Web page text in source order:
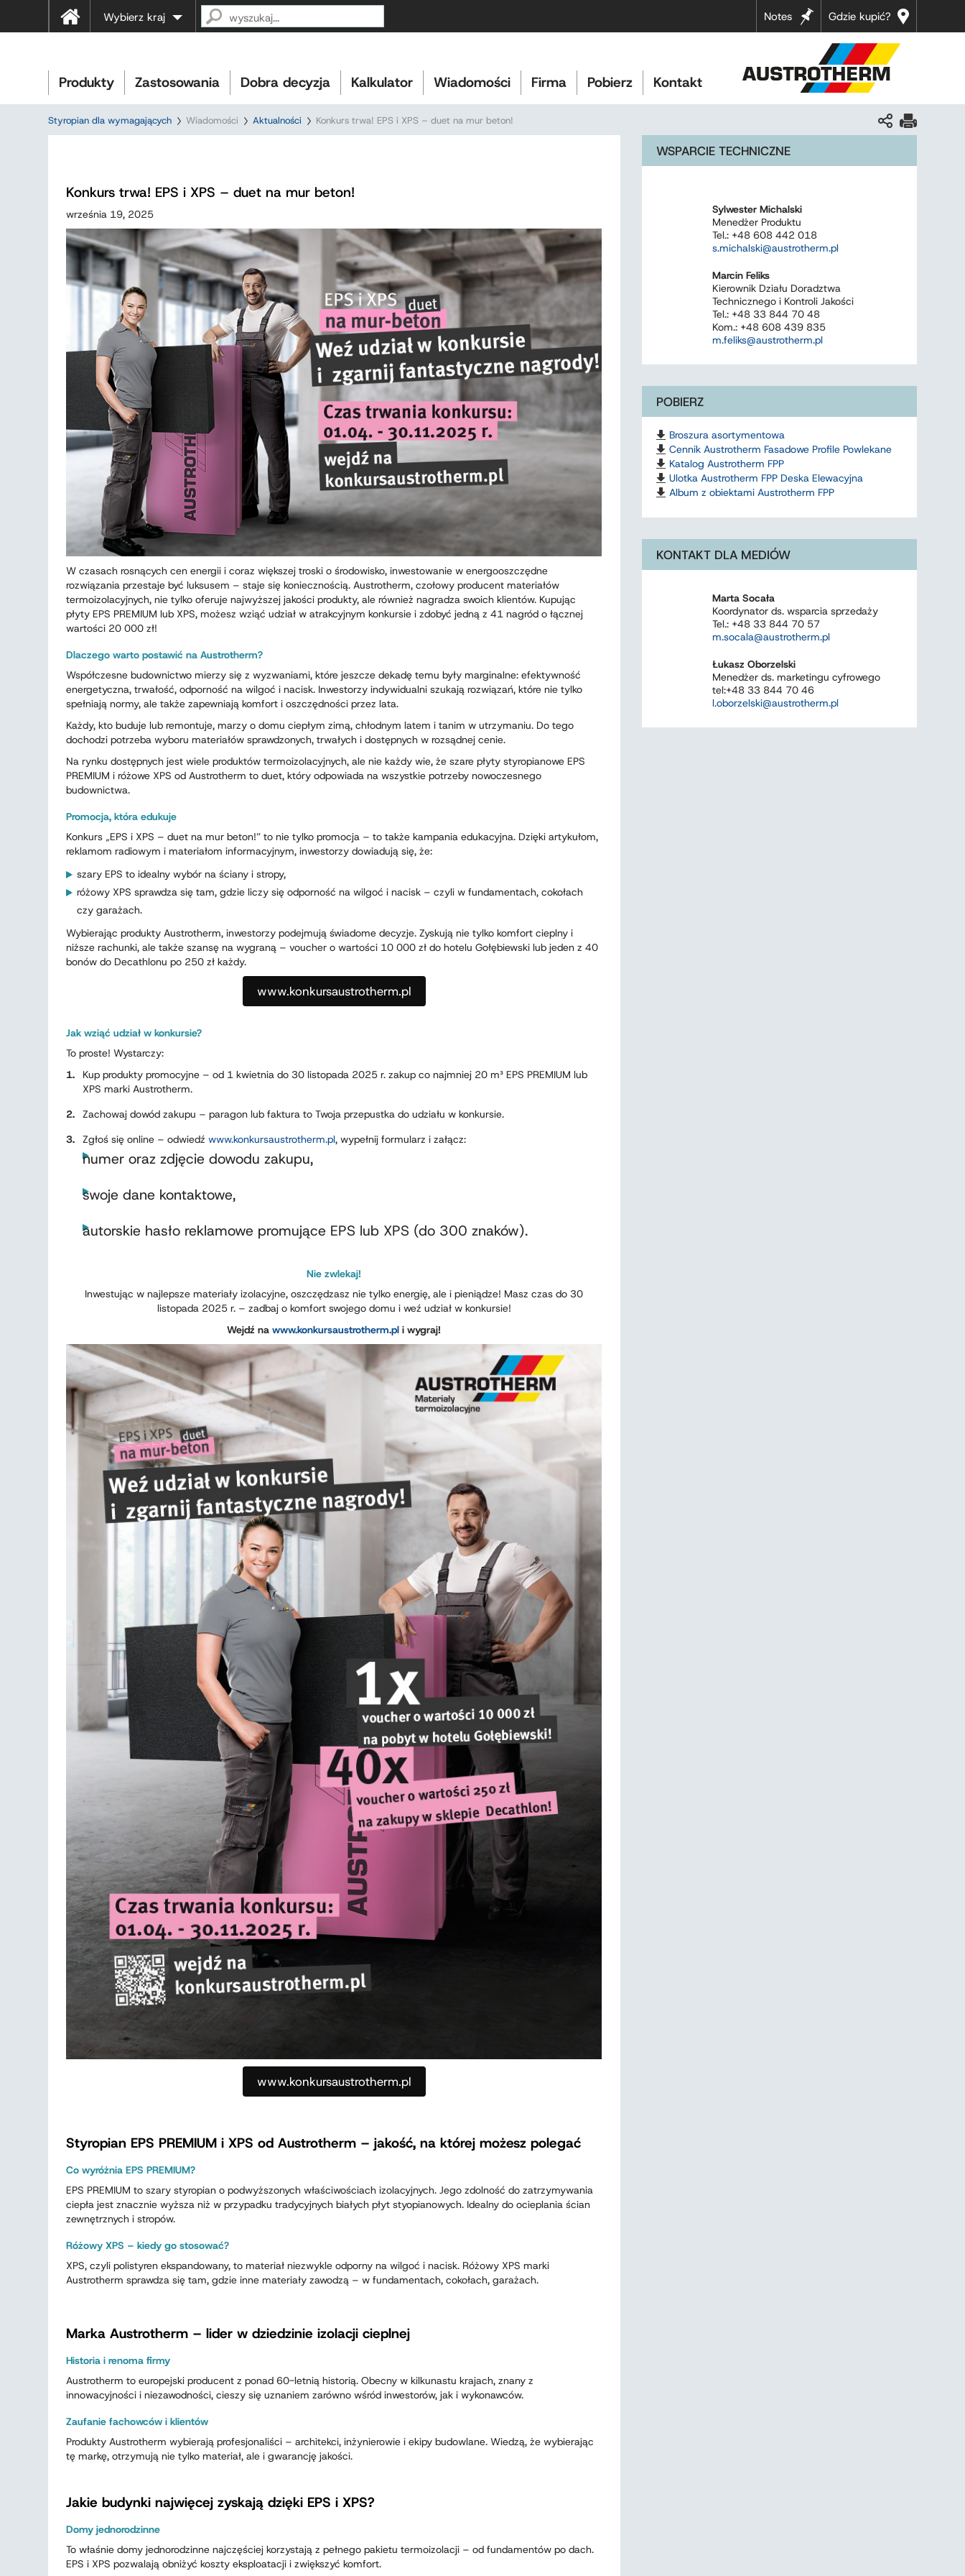
Gdzie kupić?
Notes
Wybierz kraj
Produkty Zastosowania Dobra decyzja Kalkulator Wiadomości Firma Pobierz Kontakt
Styropian dla wymagających Wiadomości Aktualności Konkurs trwa! EPS i XPS – duet na mur beton!
Konkurs trwa! EPS i XPS – duet na mur beton!
września 19, 2025
W czasach rosnących cen energii i coraz większej troski o środowisko, inwestowanie w energooszczędne
rozwiązania przestaje być luksusem – staje się koniecznością. Austrotherm, czołowy producent materiałów
termoizolacyjnych, nie tylko oferuje najwyższej jakości produkty, ale również nagradza swoich klientów. Kupując
płyty EPS PREMIUM lub XPS, możesz wziąć udział w atrakcyjnym konkursie i zdobyć jedną z 41 nagród o łącznej
wartości 20 000 zł!
Dlaczego warto postawić na Austrotherm?
Współczesne budownictwo mierzy się z wyzwaniami, które jeszcze dekadę temu były marginalne: efektywność
energetyczna, trwałość, odporność na wilgoć i nacisk. Inwestorzy indywidualni szukają rozwiązań, które nie tylko
spełniają normy, ale także zapewniają komfort i oszczędności przez lata.
Każdy, kto buduje lub remontuje, marzy o domu ciepłym zimą, chłodnym latem i tanim w utrzymaniu. Do tego
dochodzi potrzeba wyboru materiałów sprawdzonych, trwałych i dostępnych w rozsądnej cenie.
Na rynku dostępnych jest wiele produktów termoizolacyjnych, ale nie każdy wie, że szare płyty styropianowe EPS
PREMIUM i różowe XPS od Austrotherm to duet, który odpowiada na wszystkie potrzeby nowoczesnego
budownictwa.
Promocja, która edukuje
Konkurs „EPS i XPS – duet na mur beton!” to nie tylko promocja – to także kampania edukacyjna. Dzięki artykułom,
reklamom radiowym i materiałom informacyjnym, inwestorzy dowiadują się, że:
szary EPS to idealny wybór na ściany i stropy,
różowy XPS sprawdza się tam, gdzie liczy się odporność na wilgoć i nacisk – czyli w fundamentach, cokołach
czy garażach.
Wybierając produkty Austrotherm, inwestorzy podejmują świadome decyzje. Zyskują nie tylko komfort cieplny i
niższe rachunki, ale także szansę na wygraną – voucher o wartości 10 000 zł do hotelu Gołębiewski lub jeden z 40
bonów do Decathlonu po 250 zł każdy.
www.konkursaustrotherm.pl
Jak wziąć udział w konkursie?
To proste! Wystarczy:
Kup produkty promocyjne – od 1 kwietnia do 30 listopada 2025 r. zakup co najmniej 20 m³ EPS PREMIUM lub
XPS marki Austrotherm.
Zachowaj dowód zakupu – paragon lub faktura to Twoja przepustka do udziału w konkursie.
Zgłoś się online – odwiedź www.konkursaustrotherm.pl, wypełnij formularz i załącz:
numer oraz zdjęcie dowodu zakupu,
swoje dane kontaktowe,
autorskie hasło reklamowe promujące EPS lub XPS (do 300 znaków).
Nie zwlekaj!
Inwestując w najlepsze materiały izolacyjne, oszczędzasz nie tylko energię, ale i pieniądze! Masz czas do 30
listopada 2025 r. – zadbaj o komfort swojego domu i weź udział w konkursie!
Wejdź nawww.konkursaustrotherm.pl i wygraj!
www.konkursaustrotherm.pl
Styropian EPS PREMIUM i XPS od Austrotherm – jakość, na której możesz polegać
Co wyróżnia EPS PREMIUM?
EPS PREMIUM to szary styropian o podwyższonych właściwościach izolacyjnych. Jego zdolność do zatrzymywania
ciepła jest znacznie wyższa niż w przypadku tradycyjnych białych płyt styopianowych. Idealny do ocieplania ścian
zewnętrznych i stropów.
Różowy XPS – kiedy go stosować?
XPS, czyli polistyren ekspandowany, to materiał niezwykle odporny na wilgoć i nacisk. Różowy XPS marki
Austrotherm sprawdza się tam, gdzie inne materiały zawodzą – w fundamentach, cokołach, garażach.
Marka Austrotherm – lider w dziedzinie izolacji cieplnej
Historia i renoma firmy
Austrotherm to europejski producent z ponad 60-letnią historią. Obecny w kilkunastu krajach, znany z
innowacyjności i niezawodności, cieszy się uznaniem zarówno wśród inwestorów, jak i wykonawców.
Zaufanie fachowców i klientów
Produkty Austrotherm wybierają profesjonaliści – architekci, inżynierowie i ekipy budowlane. Wiedzą, że wybierając
tę markę, otrzymują nie tylko materiał, ale i gwarancję jakości.
Jakie budynki najwięcej zyskają dzięki EPS i XPS?
Domy jednorodzinne
To właśnie domy jednorodzinne najczęściej korzystają z pełnego pakietu termoizolacji – od fundamentów po dach.
EPS i XPS pozwalają obniżyć koszty eksploatacji i zwiększyć komfort.
WSPARCIE TECHNICZNE
Sylwester Michalski
Menedżer Produktu
Tel.: +48 608 442 018
s.michalski@austrotherm.pl
Marcin Feliks
Kierownik Działu Doradztwa
Technicznego i Kontroli Jakości
Tel.: +48 33 844 70 48
Kom.: +48 608 439 835
m.feliks@austrotherm.pl
POBIERZ
Broszura asortymentowa
Cennik Austrotherm Fasadowe Profile Powlekane
Katalog Austrotherm FPP
Ulotka Austrotherm FPP Deska Elewacyjna
Album z obiektami Austrotherm FPP
KONTAKT DLA MEDIÓW
Marta Socała
Koordynator ds. wsparcia sprzedaży
Tel.: +48 33 844 70 57
m.socala@austrotherm.pl
Łukasz Oborzelski
Menedżer ds. marketingu cyfrowego
tel:+48 33 844 70 46
l.oborzelski@austrotherm.pl